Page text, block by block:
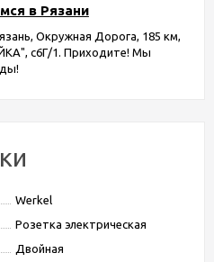
в Рязани
Окружная Дорога, 185 км,
с6Г/1. Приходите! Мы
Werkel
Розетка электрическая
Двойная